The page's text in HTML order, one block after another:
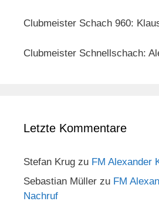
Clubmeister Schach 960:
Clubmeister Schnellschach:
Letzte Kommentare
Stefan Krug zu FM Alexander
Sebastian Müller zu FM
Nachruf